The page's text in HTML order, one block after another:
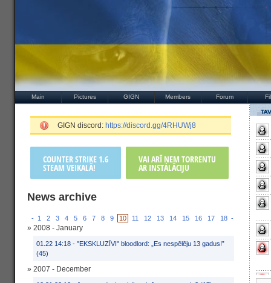
Main Pictures GIGN Members Forum
GIGN discord: https://discord.gg/4RHUWj8
COUNTER STRIKE 1.6
STEAM VEIKALĀ!
VAI ARĪ ŅEM TORRENTU
AR INSTALĀCIJU
News archive
- 1 2 3 4 5 6 7 8 9 10 11 12 13 14 15 16 17 18 -
» 2008 - January
01.22 14:18 - "EKSKLUZĪVI" bloodlord: „Es nespēlēju 13 gadus!”
(45)
» 2007 - December